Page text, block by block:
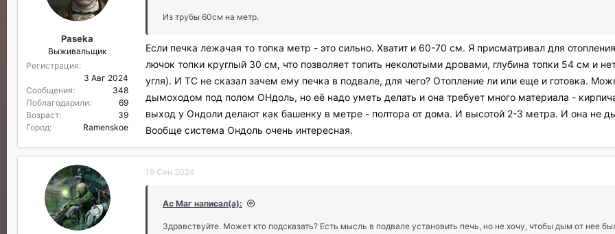
Paseka
Выживальщик
Регистрация
3 Авг 2024
Сообщения
348
Поблагодарили
69
Возраст
39
Город
Ramenskoe
Из трубы 60см на метр.
Если печка лежачая то топка метр - это сильно. Хватит и 60-70 см. Я присматривал для
лючок топки круглый 30 см, что позволяет топить неколотыми дровами, глубина топки 54 см и
угля). И ТС не сказал зачем ему печка в подвале, для чего? Отопление ли или еще и готовка.
дымоходом под полом ОНдоль, но её надо уметь делать и она требует много материала -
выход у Ондоли делают как башенку в метре - полтора от дома. И высотой 2-3 метра. И она не
Вообще система Ондоль очень интересная.
19 Сен 2024
Ас Маг написал(а):
Здравствуйте. Может кто подсказать? Есть мысль в подвале установить печь, но не хочу, чтобы дым от нее